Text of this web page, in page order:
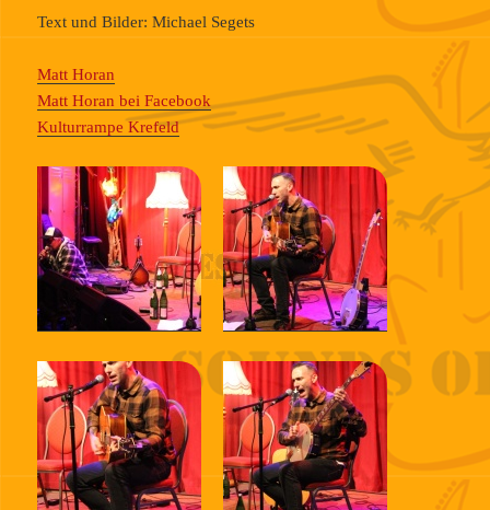
Text und Bilder: Michael Segets
Matt Horan
Matt Horan bei Facebook
Kulturrampe Krefeld